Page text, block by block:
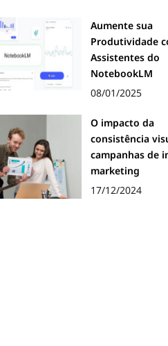
Aumente sua
Produtividade
Assistentes do
NotebookLM
08/01/2025
O impacto da
consistência
campanhas de
marketing
17/12/2024